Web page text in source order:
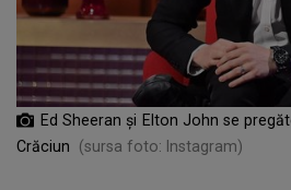
Ed Sheeran și Elton John se
Crăciun
(sursa foto: Instagram)